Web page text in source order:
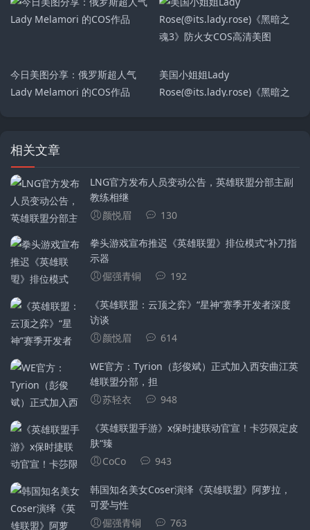
雅、《鸣潮》
今日美图分享：俄罗斯超人气
Lady Melamori 的COS作品
美国小姐姐Lady
Rose(@its.lady.rose)《黑暗之
相关文章
LNG官方发布人员变动公告，英雄联盟分部主副
教练相继
颜悦眉
130
拳头游戏宣布推迟《英雄联盟》排位模式“补刀指
示器
倔强青铜
192
《英雄联盟：云顶之弈》“星神”赛季开发者深度
访谈
颜悦眉
614
WE官方：Tyrion（彭俊斌）正式加入西安曲江英
雄联盟分部，担
苏轻衣
948
《英雄联盟手游》x保时捷联动官宣！卡莎限定皮
肤“臻
CoCo
943
韩国知名美女Coser演绎《英雄联盟》阿萝拉，
可爱与性
倔强青铜
763